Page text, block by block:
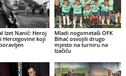
Izet Nanić: Heroj
Hercegovine koji
Mladi nogometaši OFK
Bihać osvojili drugo
mjesto na turniru na
Izačiću